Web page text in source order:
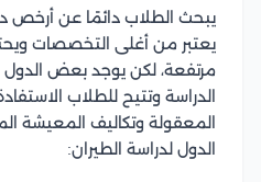
يبحث الطلاب دائمًا عن أرخص
يعتبر من أغلى التخصصات
مرتفعة، لكن يوجد بعض الدول
الدراسة وتتيح للطلاب
المعقولة وتكاليف المعيشة
الدول لدراسة الطيران: